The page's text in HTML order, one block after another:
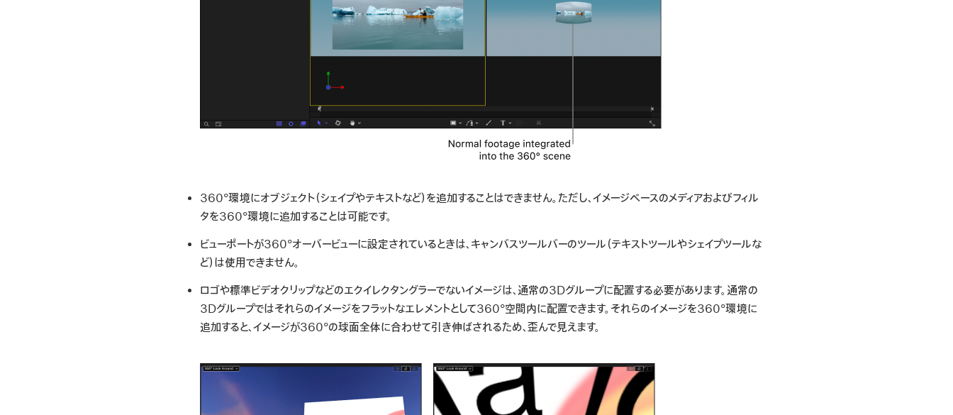
360°環境にオブジェクト（シェイプやテキストなど）を追加することはできません。ただし、イメージベースのメディアおよびフィル
タを360°環境に追加することは可能です。
ビューポートが360°オーバービューに設定されているときは、キャンバスツールバーのツール（テキストツールやシェイプツールな
ど）は使用できません。
ロゴや標準ビデオクリップなどのエクイレクタングラーでないイメージは、通常の3Dグループに配置する必要があります。通常の
3Dグループではそれらのイメージをフラットなエレメントとして360°空間内に配置できます。それらのイメージを360°環境に
追加すると、イメージが360°の球面全体に合わせて引き伸ばされるため、歪んで見えます。